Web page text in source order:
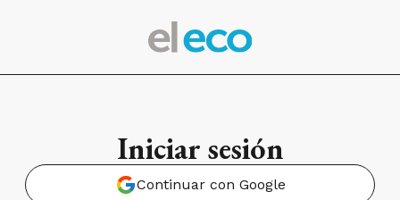
Iniciar sesión
Continuar con Google